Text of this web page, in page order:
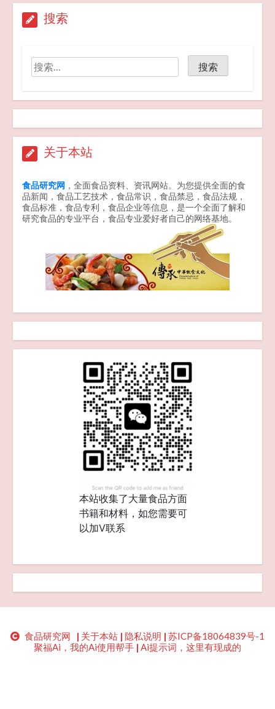
2026-04-22
搜索
关于本站
食品研究网 ，全面食品资料、资讯网站。为您提供全面的食
品新闻，食品工艺技术，食品常识，食品禁忌，食品法规，
食品标准，食品专利，食品企业等信息，是一个全面了解和
研究食品的专业平台，食品专业爱好者自己的网络基地。
本站收集了大量食品方面
书籍和材料，如您需要可
以加V联系
食品研究网 | 关于本站 | 隐私说明 | 苏ICP备18064839号-1
聚福Ai，我的Ai使用帮手 | Ai提示词，这里有现成的